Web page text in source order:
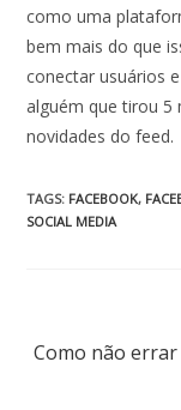
como uma
bem mais do que
conectar usuários
alguém que tirou 5
novidades do feed.
TAGS: FACEBOOK,
SOCIAL MEDIA
Como não